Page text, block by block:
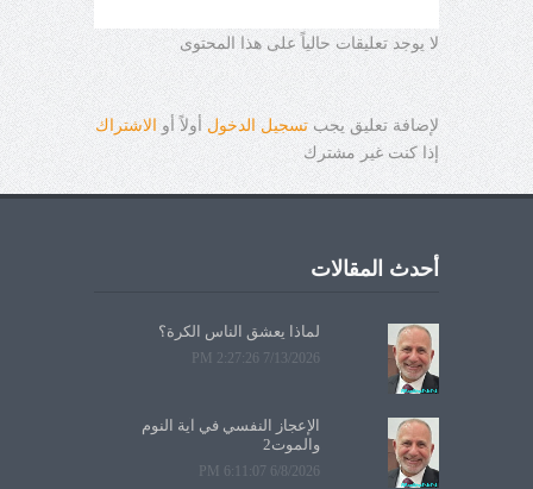
لا يوجد تعليقات حالياً على هذا المحتوى
لإضافة تعليق يجب تسجيل الدخول أولاً أو
الاشتراك
إذا كنت غير مشترك
أحدث المقالات
لماذا يعشق الناس الكرة؟
7/13/2026 2:27:26 PM
الإعجاز النفسي في آية النوم
والموت2
6/8/2026 6:11:07 PM